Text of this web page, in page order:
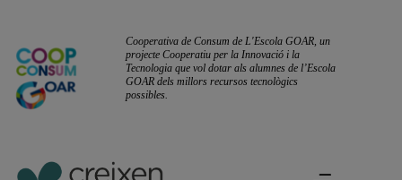
Cooperativa de Consum de L'Escola GOAR, un
projecte Cooperatiu per la Innovació i la
Tecnologia que vol dotar als alumnes de l’Escola
GOAR dels millors recursos tecnològics
possibles.